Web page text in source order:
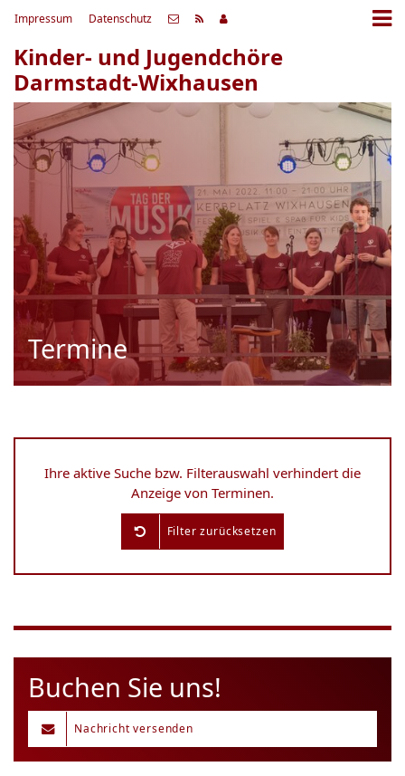
Impressum Datenschutz
Kinder- und Jugendchöre
Darmstadt-Wixhausen
Termine
Ihre aktive Suche bzw. Filterauswahl verhindert die
Anzeige von Terminen.
Filter zurücksetzen
Buchen Sie uns!
Nachricht versenden